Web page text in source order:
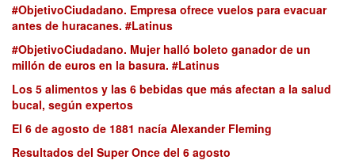
#ObjetivoCiudadano. Empresa ofrece vuelos para evacuar
antes de huracanes. #Latinus
#ObjetivoCiudadano. Mujer halló boleto ganador de un
millón de euros en la basura. #Latinus
Los 5 alimentos y las 6 bebidas que más afectan a la salud
bucal, según expertos
El 6 de agosto de 1881 nacía Alexander Fleming
Resultados del Super Once del 6 agosto